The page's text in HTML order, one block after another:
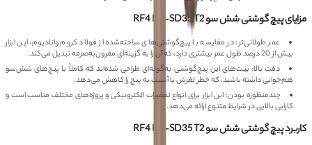
مزایای پیچ گوشتی شش سو RF4 RF-SD35 T2
عمر طولانی‌تر: در مقایسه با پیچ‌گوشتی‌های ساخته‌شده از فولاد کروم وانادیوم، این ابزار
بیش از 20 درصد طول عمر بیشتری دارد، که آن را به گزینه‌ای مقرون‌به‌صرفه تبدیل می‌کند.
دقت بالا: بیت‌های این پیچ‌گوشتی به‌گونه‌ای طراحی شده‌اند که کاملاً با پیچ‌های شش‌سو
هم‌خوانی داشته باشند، که خطر لغزش یا آسیب به پیچ را کاهش می‌دهد.
چندمنظوره بودن: این ابزار برای انواع تعمیرات الکترونیکی و پروژه‌های مختلف مناسب است و
کارایی بالایی در شرایط متنوع ارائه می‌دهد.
کاربرد پیچ گوشتی شش سو RF4 RF-SD35 T2